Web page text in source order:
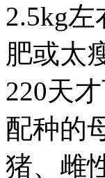
2.5kg
肥或太
220天
配种的
猪、雌